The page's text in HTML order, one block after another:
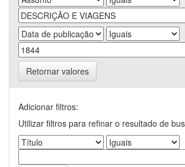
Retornar valores
Adicionar filtros:
Utilizar filtros para refinar o resultado de